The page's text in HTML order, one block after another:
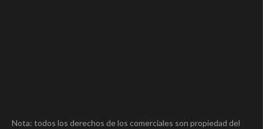
Nota: todos los derechos de los comerciales son propiedad del